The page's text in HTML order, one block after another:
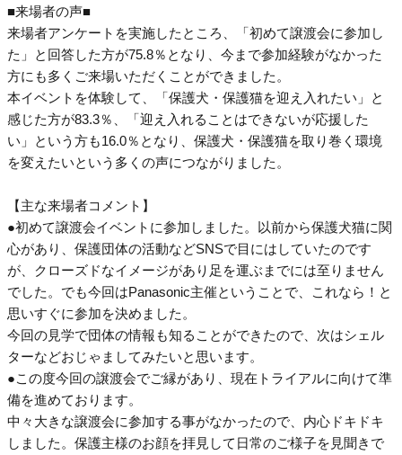
■来場者の声■
来場者アンケートを実施したところ、「初めて譲渡会に参加し
た」と回答した方が75.8％となり、今まで参加経験がなかった
方にも多くご来場いただくことができました。
本イベントを体験して、「保護犬・保護猫を迎え入れたい」と
感じた方が83.3％、「迎え入れることはできないが応援した
い」という方も16.0％となり、保護犬・保護猫を取り巻く環境
を変えたいという多くの声につながりました。
【主な来場者コメント】
●初めて譲渡会イベントに参加しました。以前から保護犬猫に関
心があり、保護団体の活動などSNSで目にはしていたのです
が、クローズドなイメージがあり足を運ぶまでには至りません
でした。でも今回はPanasonic主催ということで、これなら！と
思いすぐに参加を決めました。
今回の見学で団体の情報も知ることができたので、次はシェル
ターなどおじゃましてみたいと思います。
●この度今回の譲渡会でご縁があり、現在トライアルに向けて準
備を進めております。
中々大きな譲渡会に参加する事がなかったので、内心ドキドキ
しました。保護主様のお顔を拝見して日常のご様子を見聞きで